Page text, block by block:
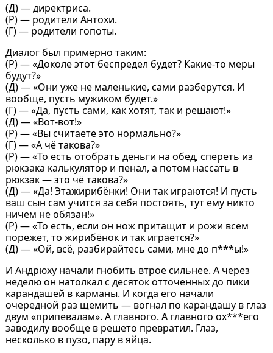
(Д) — директриса.
(Р) — родители Антохи.
(Г) — родители гопоты.
Диалог был примерно таким:
(Р) — «Доколе этот беспредел будет? Какие-то меры
будут?»
(Д) — «Они уже не маленькие, сами разберутся. И
вообще, пусть мужиком будет.»
(Г) — «Да, пусть сами, как хотят, так и решают!»
(Д) — «Вот-вот!»
(Р) — «Вы считаете это нормально?»
(Г) — «А чё такова?»
(Р) — «То есть отобрать деньги на обед, спереть из
рюкзака калькулятор и пенал, а потом нассать в
рюкзак — это чё такова?»
(Д) — «Да! Этажирибёнки! Они так играются! И пусть
ваш сын сам учится за себя постоять, тут ему никто
ничем не обязан!»
(Р) — «То есть, если он нож притащит и рожи всем
порежет, то жирибёнок и так играется?»
(Д) — «Ой, всё, разбирайтесь сами, мне до п***ы!»
И Андрюху начали гнобить втрое сильнее. А через
неделю он натолкал с десяток отточенных до пики
карандашей в карманы. И когда его начали
очередной раз щемить — вогнал по карандашу в глаз
двум «припевалам». А главного. А главного ох***его
заводилу вообще в решето превратил. Глаз,
несколько в пузо, пару в яйца.